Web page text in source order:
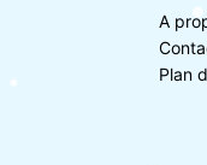
A
Plan